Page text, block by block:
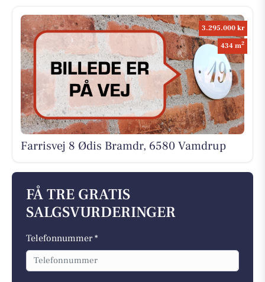
3.295.000 kr
434 m2
Farrisvej 8 Ødis Bramdr, 6580 Vamdrup
FÅ TRE GRATIS
SALGSVURDERINGER
Telefonnummer *